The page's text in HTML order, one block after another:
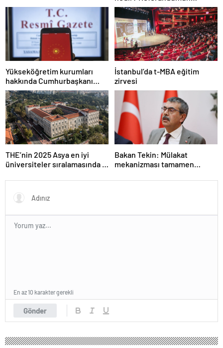
yapılma nedenleri
Yükseköğretim kurumları
hakkında Cumhurbaşkanı
kararı Resmi Gazete’de
İstanbul’da t-MBA eğitim
zirvesi
THE’nin 2025 Asya en iyi
üniversiteler sıralamasında 4
girdi
Bakan Tekin: Mülakat
mekanizması tamamen
Gönder
En az 10 karakter gerekli